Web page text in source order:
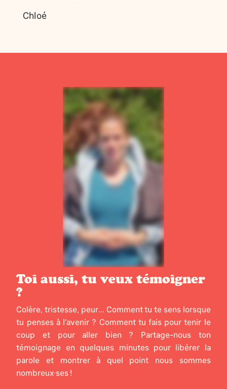
Chloé
Toi aussi, tu veux témoigner
?
Colère, tristesse, peur... Comment tu te sens lorsque
tu penses à l’avenir ? Comment tu fais pour tenir le
coup et pour aller bien ? Partage-nous ton
témoignage en quelques minutes pour libérer la
parole et montrer à quel point nous sommes
nombreux·ses !